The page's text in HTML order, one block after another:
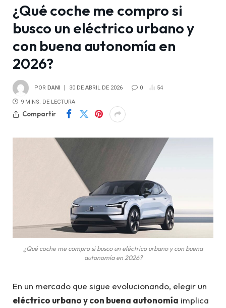
¿Qué coche me compro si
busco un eléctrico urbano y
con buena autonomía en
2026?
POR DANI 30 DE ABRIL DE 2026 0 54
9 MINS. DE LECTURA
Compartir
¿Qué coche me compro si busco un eléctrico urbano y con buena
autonomía en 2026?
En un mercado que sigue evolucionando, elegir un
eléctrico urbano y con buena autonomía implica